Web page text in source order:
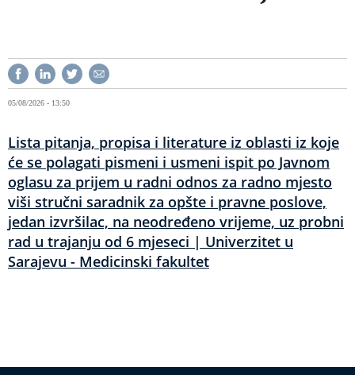
05/08/2026 - 13:50
Lista pitanja, propisa i literature iz oblasti iz koje
će se polagati pismeni i usmeni ispit po Javnom
oglasu za prijem u radni odnos za radno mjesto
viši stručni saradnik za opšte i pravne poslove,
jedan izvršilac, na neodređeno vrijeme, uz probni
rad u trajanju od 6 mjeseci | Univerzitet u
Sarajevu - Medicinski fakultet